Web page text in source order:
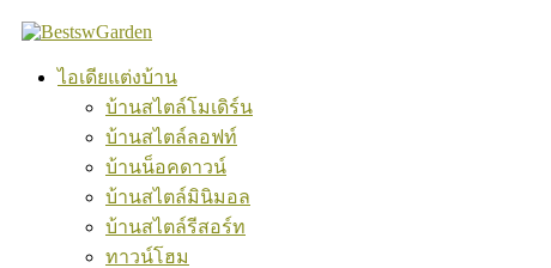
Skip
to
ไอเดียแต่งบ้าน
บ้านสไตล์โมเดิร์น
บ้านสไตล์ลอฟท์
บ้านน็อคดาวน์
บ้านสไตล์มินิมอล
บ้านสไตล์รีสอร์ท
ทาวน์โฮม